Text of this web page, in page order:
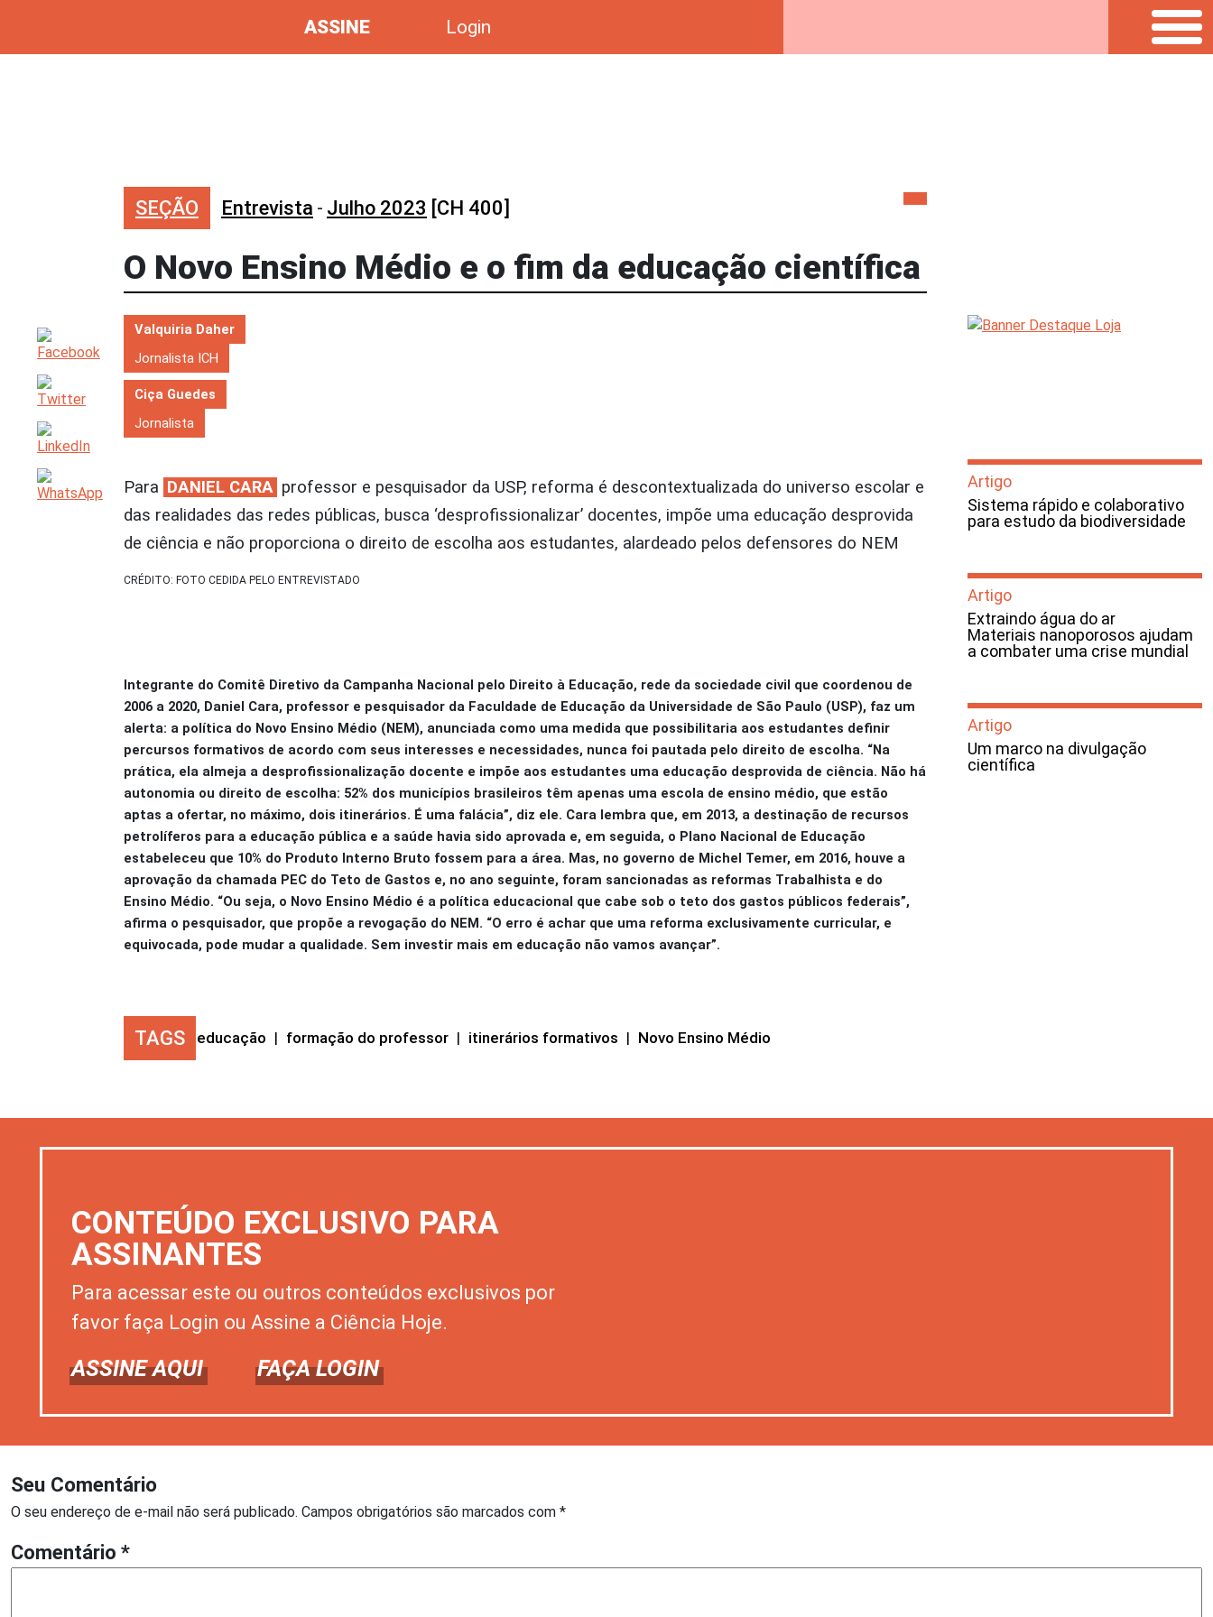
ASSINE Login
SEÇÃO Entrevista - Julho 2023 [CH 400]
O Novo Ensino Médio e o fim da educação científica
Valquiria Daher
Jornalista ICH
Ciça Guedes
Jornalista
Para DANIEL CARA professor e pesquisador da USP, reforma é descontextualizada do universo escolar e
das realidades das redes públicas, busca ‘desprofissionalizar’ docentes, impõe uma educação desprovida
de ciência e não proporciona o direito de escolha aos estudantes, alardeado pelos defensores do NEM
CRÉDITO: FOTO CEDIDA PELO ENTREVISTADO
Integrante do Comitê Diretivo da Campanha Nacional pelo Direito à Educação, rede da sociedade civil que coordenou de
2006 a 2020, Daniel Cara, professor e pesquisador da Faculdade de Educação da Universidade de São Paulo (USP), faz um
alerta: a política do Novo Ensino Médio (NEM), anunciada como uma medida que possibilitaria aos estudantes definir
percursos formativos de acordo com seus interesses e necessidades, nunca foi pautada pelo direito de escolha. “Na
prática, ela almeja a desprofissionalização docente e impõe aos estudantes uma educação desprovida de ciência. Não há
autonomia ou direito de escolha: 52% dos municípios brasileiros têm apenas uma escola de ensino médio, que estão
aptas a ofertar, no máximo, dois itinerários. É uma falácia”, diz ele. Cara lembra que, em 2013, a destinação de recursos
petrolíferos para a educação pública e a saúde havia sido aprovada e, em seguida, o Plano Nacional de Educação
estabeleceu que 10% do Produto Interno Bruto fossem para a área. Mas, no governo de Michel Temer, em 2016, houve a
aprovação da chamada PEC do Teto de Gastos e, no ano seguinte, foram sancionadas as reformas Trabalhista e do
Ensino Médio. “Ou seja, o Novo Ensino Médio é a política educacional que cabe sob o teto dos gastos públicos federais”,
afirma o pesquisador, que propõe a revogação do NEM. “O erro é achar que uma reforma exclusivamente curricular, e
equivocada, pode mudar a qualidade. Sem investir mais em educação não vamos avançar”.
TAGS educação | formação do professor | itinerários formativos | Novo Ensino Médio
Artigo
Sistema rápido e colaborativo
para estudo da biodiversidade
Artigo
Extraindo água do ar
Materiais nanoporosos ajudam
a combater uma crise mundial
Artigo
Um marco na divulgação
científica
CONTEÚDO EXCLUSIVO PARA
ASSINANTES
Para acessar este ou outros conteúdos exclusivos por
favor faça Login ou Assine a Ciência Hoje.
ASSINE AQUI FAÇA LOGIN
Seu Comentário
O seu endereço de e-mail não será publicado. Campos obrigatórios são marcados com *
Comentário *